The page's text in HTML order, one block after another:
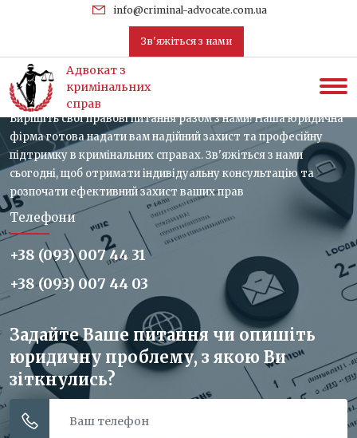
info@criminal-advocate.com.ua
Зв'яжіться з нами
Адвокат з
кримінальних
справ
Зв'яжіться з нами, отримайте
консультацію
Вирішіть свої правові питання разом з нами! Наша юридична
фірма готова надати вам надійний захист та професійну
підтримку в кримінальних справах. Зв'яжіться з нами
сьогодні, щоб отримати індивідуальну консультацію та
розпочати ефективний захист ваших прав
Телефони
+38 (093) 007 44 31
+38 (093) 007 44 03
Задайте Ваше питання чи опишіть
юридичну проблему, з якою Ви
зіткнулись?